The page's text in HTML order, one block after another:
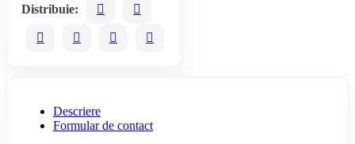
Distribuie:
Descriere
Formular de contact